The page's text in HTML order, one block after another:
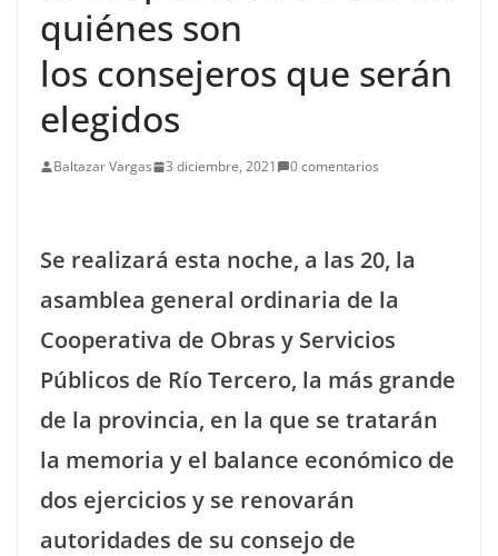
quiénes son
los consejeros que serán
elegidos
Baltazar Vargas 3 diciembre, 2021 0 comentarios
Se realizará esta noche, a las 20, la
asamblea general ordinaria de la
Cooperativa de Obras y Servicios
Públicos de Río Tercero, la más grande
de la provincia, en la que se tratarán
la memoria y el balance económico de
dos ejercicios y se renovarán
autoridades de su consejo de